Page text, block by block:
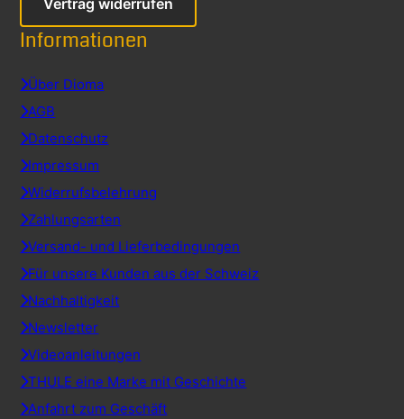
Vertrag widerrufen
Informationen
Über Dioma
AGB
Datenschutz
Impressum
Widerrufsbelehrung
Zahlungsarten
Versand- und Lieferbedingungen
Für unsere Kunden aus der Schweiz
Nachhaltigkeit
Newsletter
Videoanleitungen
THULE eine Marke mit Geschichte
Anfahrt zum Geschäft